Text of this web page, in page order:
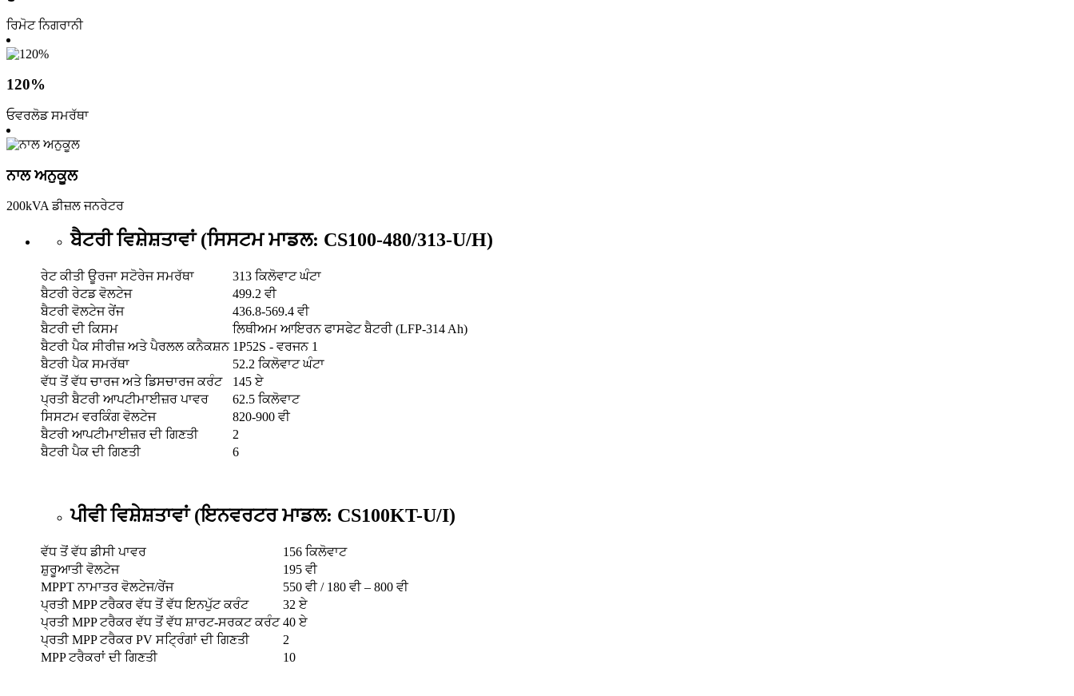
ਰਿਮੋਟ ਨਿਗਰਾਨੀ
120%
ਓਵਰਲੋਡ ਸਮਰੱਥਾ
ਨਾਲ ਅਨੁਕੂਲ
200kVA ਡੀਜ਼ਲ ਜਨਰੇਟਰ
ਬੈਟਰੀ ਵਿਸ਼ੇਸ਼ਤਾਵਾਂ (ਸਿਸਟਮ ਮਾਡਲ: CS100-480/313-U/H)
ਰੇਟ ਕੀਤੀ ਊਰਜਾ ਸਟੋਰੇਜ ਸਮਰੱਥਾ
313 ਕਿਲੋਵਾਟ ਘੰਟਾ
ਬੈਟਰੀ ਰੇਟਡ ਵੋਲਟੇਜ
499.2 ਵੀ
ਬੈਟਰੀ ਵੋਲਟੇਜ ਰੇਂਜ
436.8-569.4 ਵੀ
ਬੈਟਰੀ ਦੀ ਕਿਸਮ
ਲਿਥੀਅਮ ਆਇਰਨ ਫਾਸਫੇਟ ਬੈਟਰੀ (LFP-314 Ah)
ਬੈਟਰੀ ਪੈਕ ਸੀਰੀਜ਼ ਅਤੇ ਪੈਰਲਲ ਕਨੈਕਸ਼ਨ 1P52S - ਵਰਜਨ 1
ਬੈਟਰੀ ਪੈਕ ਸਮਰੱਥਾ
52.2 ਕਿਲੋਵਾਟ ਘੰਟਾ
ਵੱਧ ਤੋਂ ਵੱਧ ਚਾਰਜ ਅਤੇ ਡਿਸਚਾਰਜ ਕਰੰਟ
145 ਏ
ਪ੍ਰਤੀ ਬੈਟਰੀ ਆਪਟੀਮਾਈਜ਼ਰ ਪਾਵਰ
62.5 ਕਿਲੋਵਾਟ
ਸਿਸਟਮ ਵਰਕਿੰਗ ਵੋਲਟੇਜ
820-900 ਵੀ
ਬੈਟਰੀ ਆਪਟੀਮਾਈਜ਼ਰ ਦੀ ਗਿਣਤੀ
2
ਬੈਟਰੀ ਪੈਕ ਦੀ ਗਿਣਤੀ
6
ਪੀਵੀ ਵਿਸ਼ੇਸ਼ਤਾਵਾਂ (ਇਨਵਰਟਰ ਮਾਡਲ: CS100KT-U/I)
ਵੱਧ ਤੋਂ ਵੱਧ ਡੀਸੀ ਪਾਵਰ
156 ਕਿਲੋਵਾਟ
ਸ਼ੁਰੂਆਤੀ ਵੋਲਟੇਜ
195 ਵੀ
MPPT ਨਾਮਾਤਰ ਵੋਲਟੇਜ/ਰੇਂਜ
550 ਵੀ / 180 ਵੀ – 800 ਵੀ
ਪ੍ਰਤੀ MPP ਟਰੈਕਰ ਵੱਧ ਤੋਂ ਵੱਧ ਇਨਪੁੱਟ ਕਰੰਟ
32 ਏ
ਪ੍ਰਤੀ MPP ਟਰੈਕਰ ਵੱਧ ਤੋਂ ਵੱਧ ਸ਼ਾਰਟ-ਸਰਕਟ ਕਰੰਟ 40 ਏ
ਪ੍ਰਤੀ MPP ਟਰੈਕਰ PV ਸਟ੍ਰਿੰਗਾਂ ਦੀ ਗਿਣਤੀ
2
MPP ਟਰੈਕਰਾਂ ਦੀ ਗਿਣਤੀ
10